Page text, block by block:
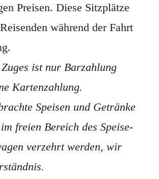
Preisen. Diese Sitzplätze
während der Fahrt
ist nur Barzahlung
Kartenzahlung.
Speisen und Getränke
freien Bereich des Speise-
verzehrt werden, wir